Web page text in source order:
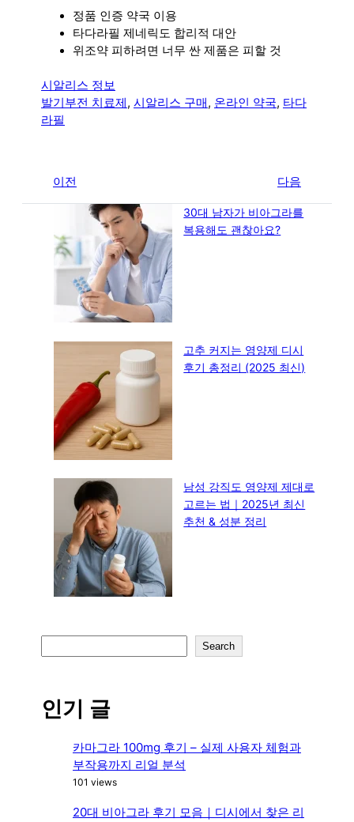
정품 인증 약국 이용
타다라필 제네릭도 합리적 대안
위조약 피하려면 너무 싼 제품은 피할 것
시알리스 정보
발기부전 치료제, 시알리스 구매, 온라인 약국, 타다
라필
이전 다음
30대 남자가 비아그라를
복용해도 괜찮아요?
고추 커지는 영양제 디시
후기 총정리 (2025 최신)
남성 강직도 영양제 제대로
고르는 법｜2025년 최신
추천 & 성분 정리
e
c
Search
인기 글
카마그라 100mg 후기 – 실제 사용자 체험과
부작용까지 리얼 분석
101 views
20대 비아그라 후기 모음｜디시에서 찾은 리